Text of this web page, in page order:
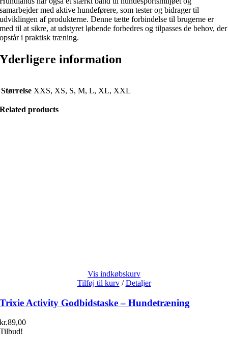
samarbejder med aktive hundeførere, som tester og bidrager til
udviklingen af produkterne. Denne tætte forbindelse til brugerne er
med til at sikre, at udstyret løbende forbedres og tilpasses de behov, der
opstår i praktisk træning.
Yderligere information
Størrelse XXS, XS, S, M, L, XL, XXL
Related products
Vis indkøbskurv
Tilføj til kurv / Detaljer
Trixie Activity Godbidstaske – Hundetræning
kr.89,00
Tilbud!